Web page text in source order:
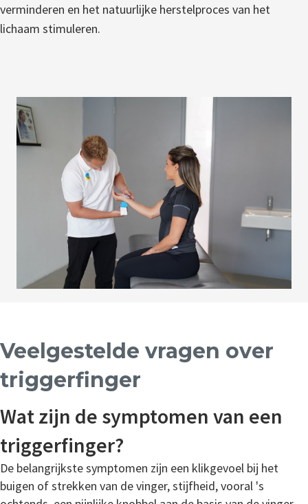
verminderen en het natuurlijke herstelproces van het
lichaam stimuleren.
Veelgestelde vragen over
triggerfinger
Wat zijn de symptomen van een
triggerfinger?
De belangrijkste symptomen zijn een klikgevoel bij het
buigen of strekken van de vinger, stijfheid, vooral 's